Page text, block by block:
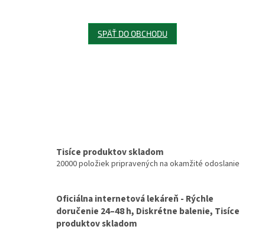
SPÄŤ DO OBCHODU
Tisíce produktov skladom
20000 položiek pripravených na okamžité odoslanie
Oficiálna internetová lekáreň - Rýchle
doručenie 24–48 h, Diskrétne balenie, Tisíce
produktov skladom